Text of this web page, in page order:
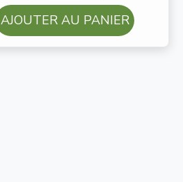
AJOUTER AU PANIER